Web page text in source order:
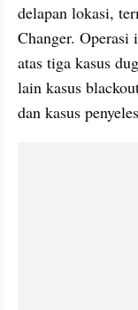
delapan lokasi,
Changer.
atas tiga kasus
lain kasus
dan kasus